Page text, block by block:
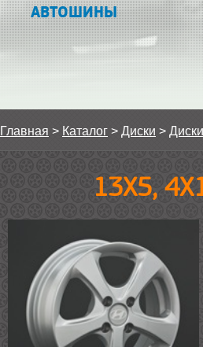
АВТОШИНЫ
Главная > Каталог > Диски > Диски
13Х5,